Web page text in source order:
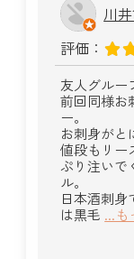
川
評価：
友人グルー
前回同様お
ー。
お刺身がと
値段もリー
ぷり注いで
ル。
日本酒刺
は黒毛 ...も